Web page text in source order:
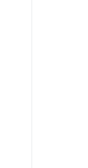
Quer você